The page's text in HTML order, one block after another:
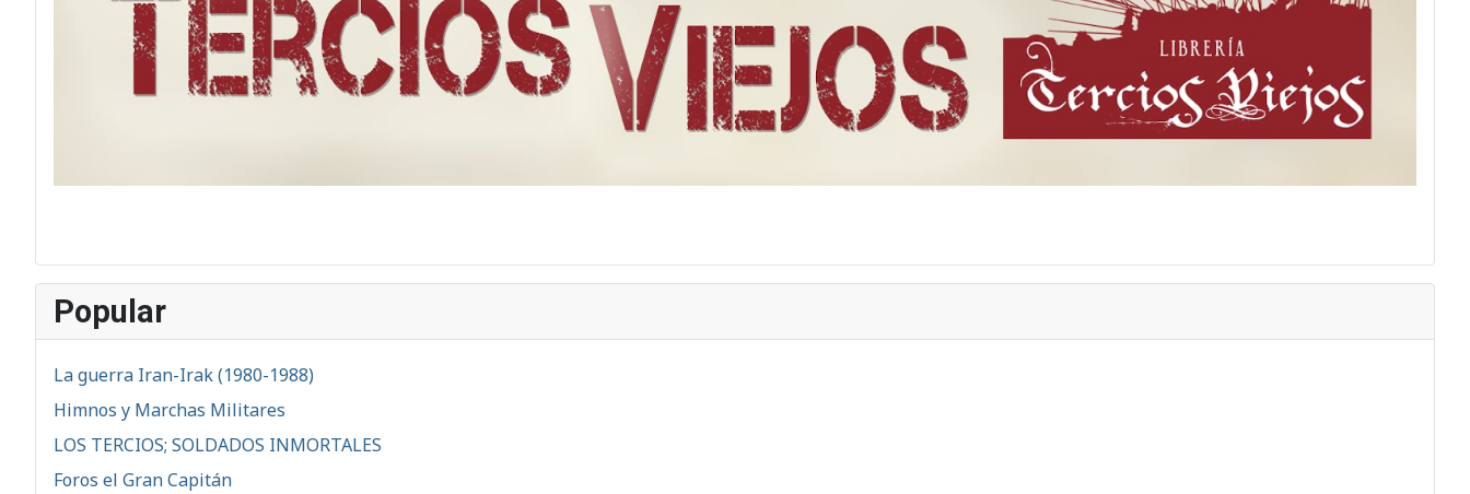
Popular
La guerra Iran-Irak (1980-1988)
Himnos y Marchas Militares
LOS TERCIOS; SOLDADOS INMORTALES
Foros el Gran Capitán